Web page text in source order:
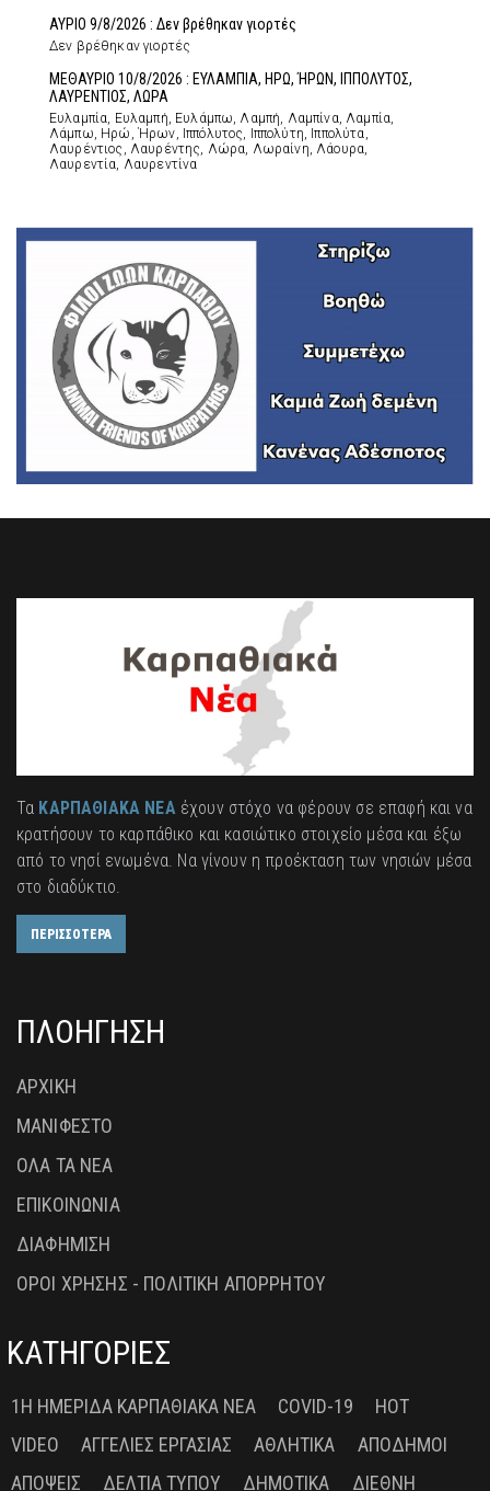
ΑΥΡΙΟ 9/8/2026 : Δεν βρέθηκαν γιορτές
Δεν βρέθηκαν γιορτές
ΜΕΘΑΥΡΙΟ 10/8/2026 : ΕΥΛΑΜΠΙΑ, ΗΡΩ, ΉΡΩΝ, ΙΠΠΟΛΥΤΟΣ,
ΛΑΥΡΕΝΤΙΟΣ, ΛΩΡΑ
Ευλαμπία, Ευλαμπή, Ευλάμπω, Λαμπή, Λαμπίνα, Λαμπία,
Λάμπω, Ηρώ, Ήρων, Ιππόλυτος, Ιππολύτη, Ιππολύτα,
Λαυρέντιος, Λαυρέντης, Λώρα, Λωραίνη, Λάουρα,
Λαυρεντία, Λαυρεντίνα
Τα ΚΑΡΠΑΘΙΑΚΑ ΝΕΑέχουν στόχο να φέρουν σε επαφή και να
κρατήσουν το καρπάθικο και κασιώτικο στοιχείο μέσα και έξω
από το νησί ενωμένα. Να γίνουν η προέκταση των νησιών μέσα
στο διαδύκτιο.
ΠΕΡΙΣΣΟΤΕΡΑ
ΠΛΟΗΓΗΣΗ
ΑΡΧΙΚΗ
ΜΑΝΙΦΕΣΤΟ
ΟΛΑ ΤΑ ΝΕΑ
ΕΠΙΚΟΙΝΩΝΙΑ
ΔΙΑΦΗΜΙΣΗ
ΟΡΟΙ ΧΡΗΣΗΣ - ΠΟΛΙΤΙΚΗ ΑΠΟΡΡΗΤΟΥ
ΚΑΤΗΓΟΡΙΕΣ
1Η ΗΜΕΡΊΔΑ ΚΑΡΠΑΘΙΑΚΆ ΝΈΑ COVID-19
HOT
VIDEO
ΑΓΓΕΛΊΕΣ ΕΡΓΑΣΊΑΣ ΑΘΛΗΤΙΚΆ
ΑΠΌΔΗΜΟΙ
ΑΠΌΨΕΙΣ
ΔΕΛΤΊΑ ΤΎΠΟΥ ΔΗΜΟΤΙΚΆ ΔΙΕΘΝΉ